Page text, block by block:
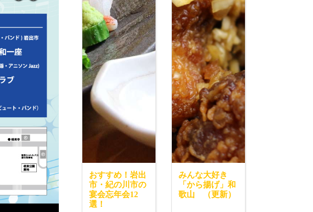
おすすめ！岩出
市・紀の川市の
宴会忘年会12
選！
みんな大好き
「から揚げ」和
歌山 （更新）